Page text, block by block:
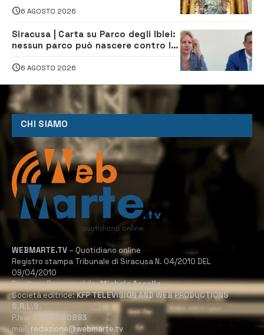
6 AGOSTO 2026
Siracusa | Carta su Parco degli Iblei:
nessun parco può nascere contro le
6 AGOSTO 2026
CHI SIAMO
WEBMARTE.TV – Quotidiano online
Registro stampa Tribunale di Siracusa N. 04/2010 DEL
09/04/2010
Direttore Responsabile:Michele Accolla
Società editrice:KFP TELEVISION AND WEB PRODUCTIONS
S.R.L.S.
P.Iva: 02184950893
mail: redazione@webmarte.tv